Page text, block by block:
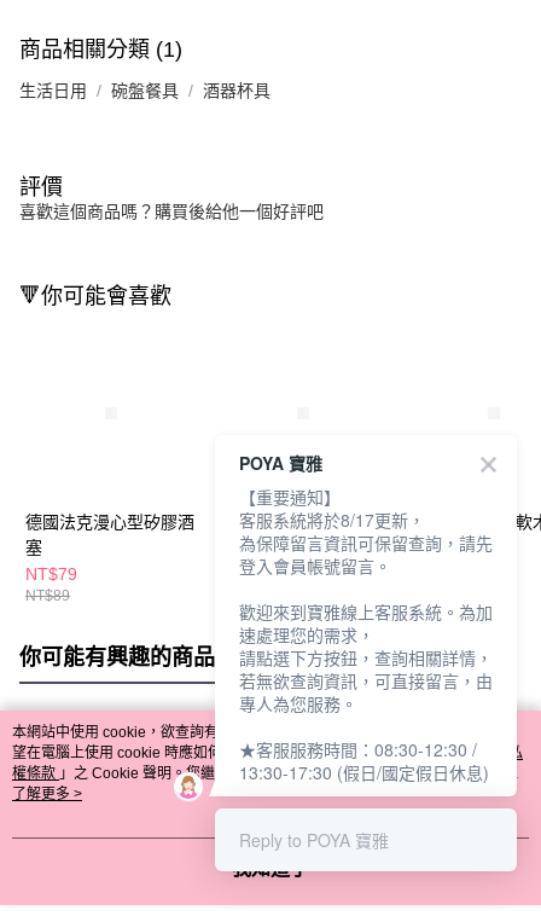
商品相關分類 (1)
生活日用 碗盤餐具 酒器杯具
評價
喜歡這個商品嗎？購買後給他一個好評吧
🔻你可能會喜歡
德國法克漫心型矽膠酒
塞
NT$79
NT$89
德國法克漫-高級軟木
酒塞
NT$116
德國法克漫-裝軟
塞四入
你可能有興趣的商品 全站排行
熱門標籤
本網站中使用 cookie，欲查詢有關本網站使用 cookie 方式之詳情，及若您不希
望在電腦上使用 cookie 時應如何變更電腦的 cookie 設定，請參閱本網站「
隱私
權條款 」之 Cookie 聲明。您繼續使用本網站即表示您同意本公司得按本網站使
用條款之 Cookie 聲明使用 cookie。
了解更多 >
我知道了
POYA 寶雅
【重要通知】
客服系統將於8/17更新，
為保障留言資訊可保留查詢，請先
登入會員帳號留言。
歡迎來到寶雅線上客服系統。為加
速處理您的需求，
請點選下方按鈕，查詢相關詳情，
若無欲查詢資訊，可直接留言，由
專人為您服務。
★客服服務時間：08:30-12:30 /
13:30-17:30 (假日/國定假日休息)
Reply to POYA 寶雅